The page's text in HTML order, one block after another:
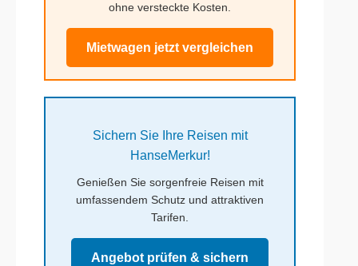
ohne versteckte Kosten.
Mietwagen jetzt vergleichen
Sichern Sie Ihre Reisen mit
HanseMerkur!
Genießen Sie sorgenfreie Reisen mit
umfassendem Schutz und attraktiven
Tarifen.
Angebot prüfen & sichern